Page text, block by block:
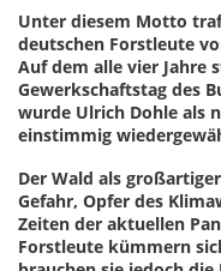
Unter diesem Motto
deutschen Forstleute
Auf dem alle vier Jahre
Gewerkschaftstag des
wurde Ulrich Dohle als
einstimmig
Der Wald als
Gefahr, Opfer des
Zeiten der aktuellen
Forstleute kümmern